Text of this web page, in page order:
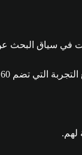
في سياق البحث عن
لهم.